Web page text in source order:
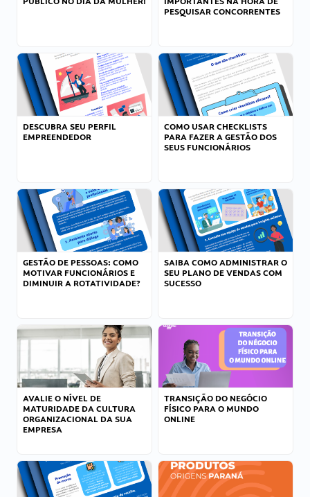
PESQUISAR CONCORRENTES
DESCUBRA SEU PERFIL
EMPREENDEDOR
COMO USAR CHECKLISTS
PARA FAZER A GESTÃO DOS
SEUS FUNCIONÁRIOS
GESTÃO DE PESSOAS: COMO
MOTIVAR FUNCIONÁRIOS E
DIMINUIR A ROTATIVIDADE?
SAIBA COMO ADMINISTRAR O
SEU PLANO DE VENDAS COM
SUCESSO
AVALIE O NÍVEL DE
MATURIDADE DA CULTURA
ORGANIZACIONAL DA SUA
EMPRESA
TRANSIÇÃO DO NEGÓCIO
FÍSICO PARA O MUNDO
ONLINE